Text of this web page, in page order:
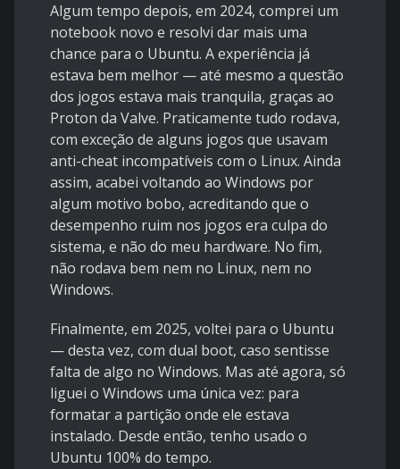
Algum tempo depois, em 2024, comprei um
notebook novo e resolvi dar mais uma
chance para o Ubuntu. A experiência já
estava bem melhor — até mesmo a questão
dos jogos estava mais tranquila, graças ao
Proton da Valve. Praticamente tudo rodava,
com exceção de alguns jogos que usavam
anti-cheat incompatíveis com o Linux. Ainda
assim, acabei voltando ao Windows por
algum motivo bobo, acreditando que o
desempenho ruim nos jogos era culpa do
sistema, e não do meu hardware. No fim,
não rodava bem nem no Linux, nem no
Windows.
Finalmente, em 2025, voltei para o Ubuntu
— desta vez, com dual boot, caso sentisse
falta de algo no Windows. Mas até agora, só
liguei o Windows uma única vez: para
formatar a partição onde ele estava
instalado. Desde então, tenho usado o
Ubuntu 100% do tempo.